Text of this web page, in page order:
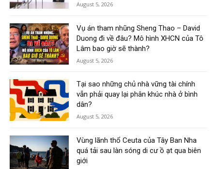
August 5, 2026
Vụ án tham nhũng Sheng Thao – David
Duong đi về đâu? Mô hình XHCN của Tô
Lâm bao giờ sẽ thành?
August 5, 2026
Tại sao những chủ nhà vững tài chính
vẫn phải quay lại phân khúc nhà ở bình
dân?
August 5, 2026
Vùng lãnh thổ Ceuta của Tây Ban Nha
quá tải sau làn sóng di cư ồ ạt qua biên
giới